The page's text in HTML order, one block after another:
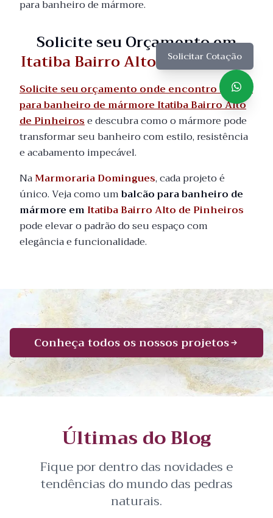
para banheiro de mármore.
Solicite seu Orçamento em
Itatiba Bairro Alto de Pinheiros
Solicite seu orçamento onde encontro balcão
para banheiro de mármore Itatiba Bairro Alto
de Pinheirose descubra como o mármore pode
transformar seu banheiro com estilo, resistência
e acabamento impecável.
NaMarmoraria Domingues, cada projeto é
único. Veja como umbalcão para banheiro de
mármore emItatiba Bairro Alto de Pinheiros
pode elevar o padrão do seu espaço com
elegância e funcionalidade.
Solicitar Cotação
Conheça todos os nossos projetos
Últimas do Blog
Fique por dentro das novidades e
tendências do mundo das pedras
naturais.